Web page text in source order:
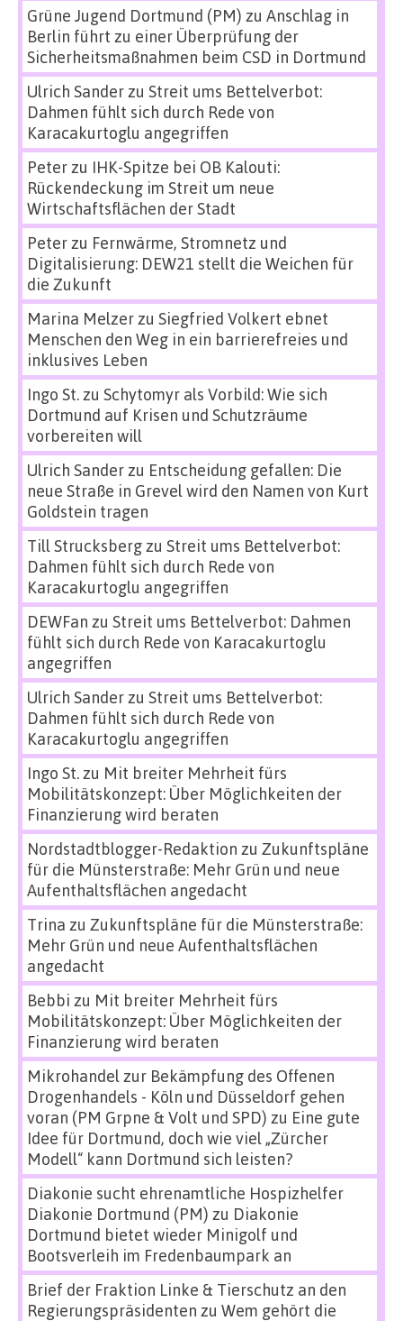
Grüne Jugend Dortmund (PM) zu Anschlag in
Berlin führt zu einer Überprüfung der
Sicherheitsmaßnahmen beim CSD in Dortmund
Ulrich Sanderzu Streit ums Bettelverbot:
Dahmen fühlt sich durch Rede von
Karacakurtoglu angegriffen
Peterzu IHK-Spitze bei OB Kalouti:
Rückendeckung im Streit um neue
Wirtschaftsflächen der Stadt
Peterzu Fernwärme, Stromnetz und
Digitalisierung: DEW21 stellt die Weichen für
die Zukunft
Marina Melzerzu Siegfried Volkert ebnet
Menschen den Weg in ein barrierefreies und
inklusives Leben
Ingo St.zu Schytomyr als Vorbild: Wie sich
Dortmund auf Krisen und Schutzräume
vorbereiten will
Ulrich Sanderzu Entscheidung gefallen: Die
neue Straße in Grevel wird den Namen von Kurt
Goldstein tragen
Till Strucksbergzu Streit ums Bettelverbot:
Dahmen fühlt sich durch Rede von
Karacakurtoglu angegriffen
DEWFan zu Streit ums Bettelverbot: Dahmen
fühlt sich durch Rede von Karacakurtoglu
angegriffen
Ulrich Sanderzu Streit ums Bettelverbot:
Dahmen fühlt sich durch Rede von
Karacakurtoglu angegriffen
Ingo St.zu Mit breiter Mehrheit fürs
Mobilitätskonzept: Über Möglichkeiten der
Finanzierung wird beraten
Nordstadtblogger-Redaktion zu Zukunftspläne
für die Münsterstraße: Mehr Grün und neue
Aufenthaltsflächen angedacht
Trina zu Zukunftspläne für die Münsterstraße:
Mehr Grün und neue Aufenthaltsflächen
angedacht
Bebbi zu Mit breiter Mehrheit fürs
Mobilitätskonzept: Über Möglichkeiten der
Finanzierung wird beraten
Mikrohandel zur Bekämpfung des Offenen
Drogenhandels - Köln und Düsseldorf gehen
voran (PM Grpne & Volt und SPD) zu Eine gute
Idee für Dortmund, doch wie viel „Zürcher
Modell“ kann Dortmund sich leisten?
Diakonie sucht ehrenamtliche Hospizhelfer
Diakonie Dortmund (PM) zu Diakonie
Dortmund bietet wieder Minigolf und
Bootsverleih im Fredenbaumpark an
Brief der Fraktion Linke & Tierschutz an den
Regierungspräsidenten zu Wem gehört die